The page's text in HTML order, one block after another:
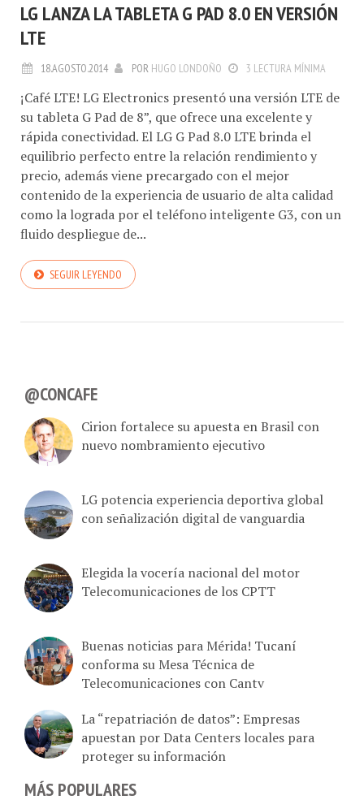
LG LANZA LA TABLETA G PAD 8.0 EN VERSIÓN
LTE
18.AGOSTO.2014 POR HUGO LONDOÑO 3 LECTURA MÍNIMA
¡Café LTE! LG Electronics presentó una versión LTE de
su tableta G Pad de 8”, que ofrece una excelente y
rápida conectividad. El LG G Pad 8.0 LTE brinda el
equilibrio perfecto entre la relación rendimiento y
precio, además viene precargado con el mejor
contenido de la experiencia de usuario de alta calidad
como la lograda por el teléfono inteligente G3, con un
fluido despliegue de...
SEGUIR LEYENDO
@CONCAFE
Cirion fortalece su apuesta en Brasil con
nuevo nombramiento ejecutivo
LG potencia experiencia deportiva global
con señalización digital de vanguardia
Elegida la vocería nacional del motor
Telecomunicaciones de los CPTT
Buenas noticias para Mérida! Tucaní
conforma su Mesa Técnica de
Telecomunicaciones con Cantv
La “repatriación de datos”: Empresas
apuestan por Data Centers locales para
proteger su información
MÁS POPULARES